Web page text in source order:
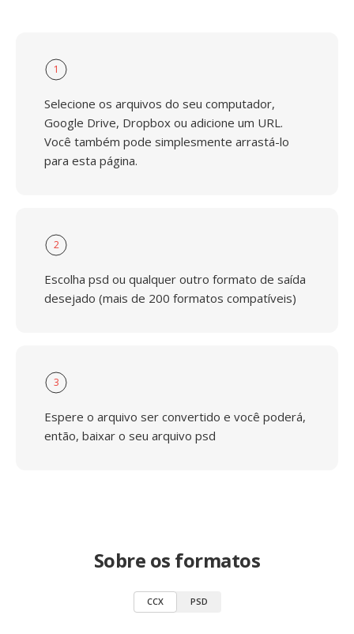
1
Selecione os arquivos do seu computador,
Google Drive, Dropbox ou adicione um URL.
Você também pode simplesmente arrastá-lo
para esta página.
2
Escolha psd ou qualquer outro formato de saída
desejado (mais de 200 formatos compatíveis)
3
Espere o arquivo ser convertido e você poderá,
então, baixar o seu arquivo psd
Sobre os formatos
CCX PSD